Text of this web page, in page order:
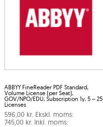
ABBYY FineReader PDF Standard,
Volume License (per Seat),
GOV/NPO/EDU, Subscription 1y, 5 – 25
Licenses
596,00 kr. Ekskl. moms:
745,00 kr. Inkl. moms: